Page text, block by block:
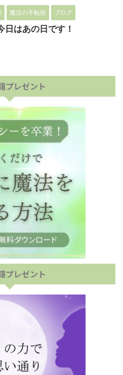
魔法の手帖術 ブログ
日はあの日です！
プレゼント
プレゼント